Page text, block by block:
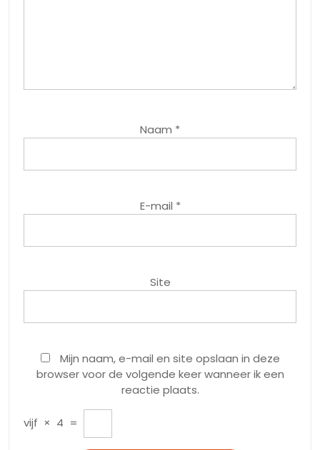
Naam *
E-mail *
Site
Mijn naam, e-mail en site opslaan in deze
browser voor de volgende keer wanneer ik een
reactie plaats.
vijf × 4 =